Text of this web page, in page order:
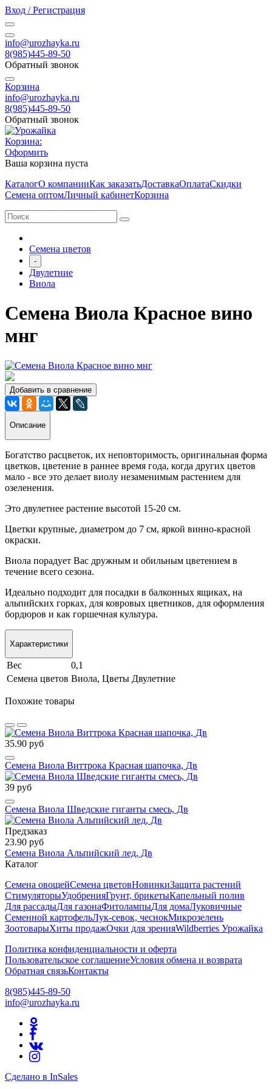
Вход / Регистрация
info@urozhayka.ru
8(985)445-89-50
Обратный звонок
Корзина
info@urozhayka.ru
8(985)445-89-50
Обратный звонок
Корзина:
Оформить
Ваша корзина пуста
КаталогО компанииКак заказатьДоставкаОплатаСкидки
Семена оптомЛичный кабинетКорзина
Семена цветов
-
Двулетние
Виола
Семена Виола Красное вино
мнг
Добавить в сравнение
Описание
Богатство расцветок, их неповторимость, оригинальная форма
цветков, цветение в раннее время года, когда других цветов
мало - все это делает виолу незаменимым растением для
озеленения.
Это двулетнее растение высотой 15-20 см.
Цветки крупные, диаметром до 7 см, яркой винно-красной
окраски.
Виола порадует Вас дружным и обильным цветением в
течение всего сезона.
Идеально подходит для посадки в балконных ящиках, на
альпийских горках, для ковровых цветников, для оформления
бордюров и как горшечная культура.
Характеристики
Вес
0,1
Семена цветов Виола, Цветы Двулетние
Похожие товары
35.90 руб
Семена Виола Виттрока Красная шапочка, Дв
39 руб
Семена Виола Шведские гиганты смесь, Дв
Предзаказ
23.90 руб
Семена Виола Альпийский лед, Дв
Каталог
Семена овощейСемена цветовНовинкиЗащита растений
СтимуляторыУдобренияГрунт, брикетыКапельный полив
Для рассадыДля газонаФитолампыДля домаЛуковичные
Семенной картофельЛук-севок, чеснокМикрозелень
ЗоотоварыХиты продажОчки для зренияWildberries Урожайка
Политика конфиденциальности и оферта
Пользовательское соглашениеУсловия обмена и возврата
Обратная связьКонтакты
8(985)445-89-50
info@urozhayka.ru
Сделано в InSales